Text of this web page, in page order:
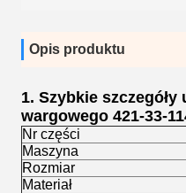
Opis produktu
1. Szybkie szczegóły
wargowego 421-33-
Nr części
Maszyna
Rozmiar
Materiał